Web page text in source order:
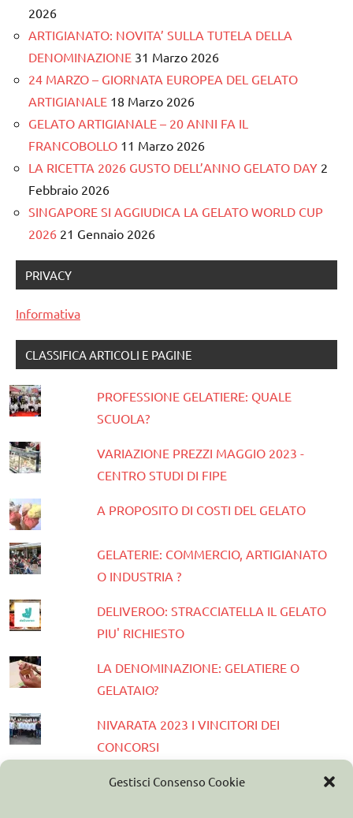
Gestisci Consenso Cookie
2026
ARTIGIANATO: NOVITA’ SULLA TUTELA DELLA
DENOMINAZIONE 31 Marzo 2026
24 MARZO – GIORNATA EUROPEA DEL GELATO
ARTIGIANALE 18 Marzo 2026
GELATO ARTIGIANALE – 20 ANNI FA IL
FRANCOBOLLO 11 Marzo 2026
LA RICETTA 2026 GUSTO DELL’ANNO GELATO DAY 2
Febbraio 2026
SINGAPORE SI AGGIUDICA LA GELATO WORLD CUP
2026 21 Gennaio 2026
PRIVACY
Informativa
CLASSIFICA ARTICOLI E PAGINE
PROFESSIONE GELATIERE: QUALE
SCUOLA?
VARIAZIONE PREZZI MAGGIO 2023 -
CENTRO STUDI DI FIPE
A PROPOSITO DI COSTI DEL GELATO
GELATERIE: COMMERCIO, ARTIGIANATO
O INDUSTRIA ?
DELIVEROO: STRACCIATELLA IL GELATO
PIU' RICHIESTO
LA DENOMINAZIONE: GELATIERE O
GELATAIO?
NIVARATA 2023 I VINCITORI DEI
CONCORSI
PRESENTATA LA GUIDA GELATERIE